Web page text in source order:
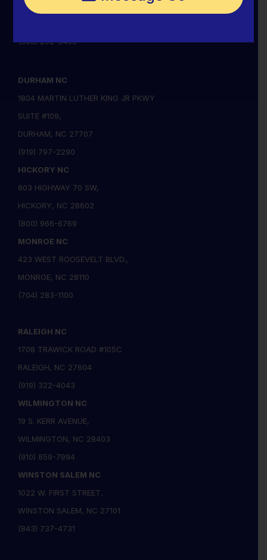
720 SUMMIT AVENUE
(336) 292-0455
DURHAM NC
1804 MARTIN LUTHER KING JR PKWY
SUITE #109,
DURHAM, NC 27707
(919) 797-2290
HICKORY NC
803 HIGHWAY 70 SW,
HICKORY, NC 28602
(800) 966-6769
MONROE NC
423 WEST ROOSEVELT BLVD.,
MONROE, NC 28110
(704) 283-1100
RALEIGH NC
1708 TRAWICK ROAD #105C
RALEIGH, NC 27604
(919) 322-4043
WILMINGTON NC
19 S. KERR AVENUE,
WILMINGTON, NC 28403
(910) 859-7994
WINSTON SALEM NC
1022 W. FIRST STREET,
WINSTON SALEM, NC 27101
(843) 737-4731